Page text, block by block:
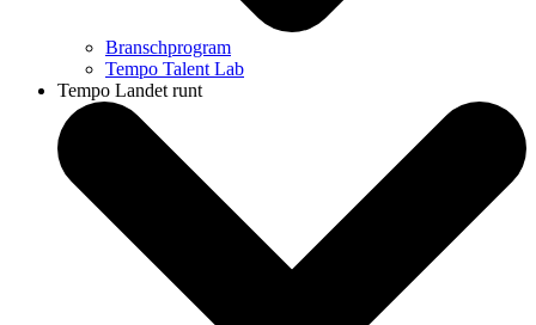
Branschprogram
Tempo Talent Lab
Tempo Landet runt